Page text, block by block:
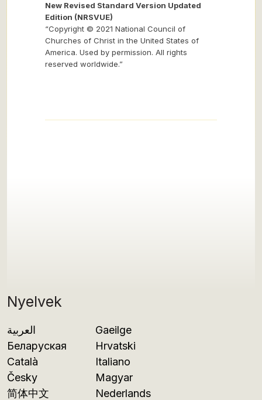
Nyelvek
العربية
Беларуская
Català
Česky
简体中文
Gaeilge
Hrvatski
Italiano
Magyar
Nederlands
New Revised Standard Version Updated
Edition (NRSVUE)
“Copyright © 2021 National Council of
Churches of Christ in the United States of
America. Used by permission. All rights
reserved worldwide.”